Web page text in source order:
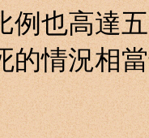
例也高達
的情況相